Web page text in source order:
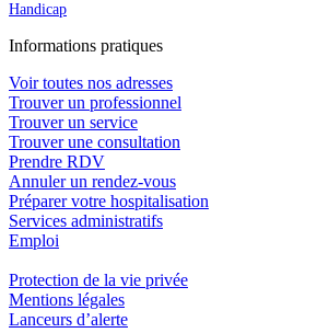
Handicap
Informations pratiques
Voir toutes nos adresses
Trouver un professionnel
Trouver un service
Trouver une consultation
Prendre RDV
Annuler un rendez-vous
Préparer votre hospitalisation
Services administratifs
Emploi​
Protection de la vie privée
Mentions légales
Lanceurs d’alerte